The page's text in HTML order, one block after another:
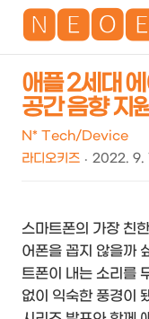
애플 2세대
공간 음향 지
N* Tech/Device
라디오키즈
2022. 9.
스마트폰의 가장 친
어폰을 꼽지 않을까
트폰이 내는 소리를
없이 익숙한 풍경이